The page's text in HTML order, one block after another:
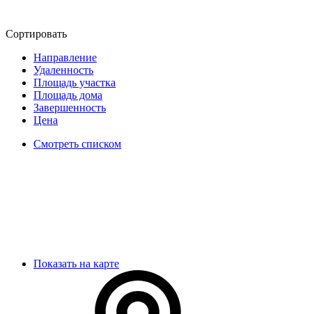
Сортировать
Направление
Удаленность
Площадь участка
Площадь дома
Завершенность
Цена
Смотреть списком
Показать на карте